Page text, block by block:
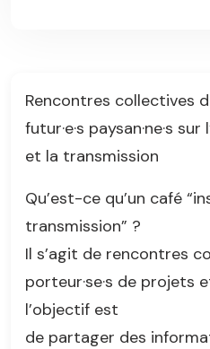
Rencontres collectives
futur·e·s paysan·ne·s
et la transmission
Qu’est-ce qu’un café
transmission” ?
Il s’agit de rencontres
porteur·se·s de projets
l’objectif est
de partager des